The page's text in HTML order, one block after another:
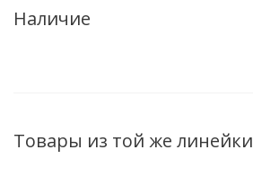
Наличие
Товары из той же линейки